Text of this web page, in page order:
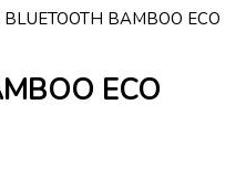
BAMBOO ECO
ECO